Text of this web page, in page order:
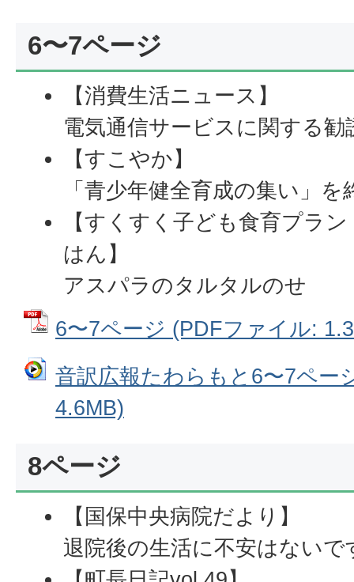
6〜7ページ
【消費生活ニュース】
電気通信サービスに関する
【すこやか】
「青少年健全育成の集い」を
【すくすく子ども食育プラ
はん】
アスパラのタルタルのせ
6〜7ページ (PDFファイル:
音訳広報たわらもと6〜7ペー
4.6MB)
8ページ
【国保中央病院だより】
退院後の生活に不安はないで